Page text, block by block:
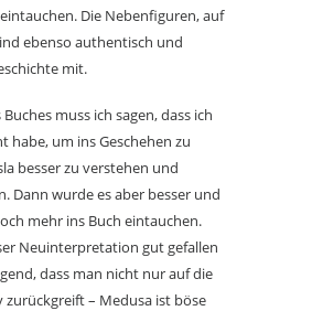
Die Nebenfiguren, auf
ebenso authentisch und
mit.
muss ich sagen, dass ich
habe, um ins Geschehen zu
besser zu verstehen und
Dann wurde es aber besser und
mehr ins Buch eintauchen.
Neuinterpretation gut gefallen
dass man nicht nur auf die
zurückgreift – Medusa ist böse